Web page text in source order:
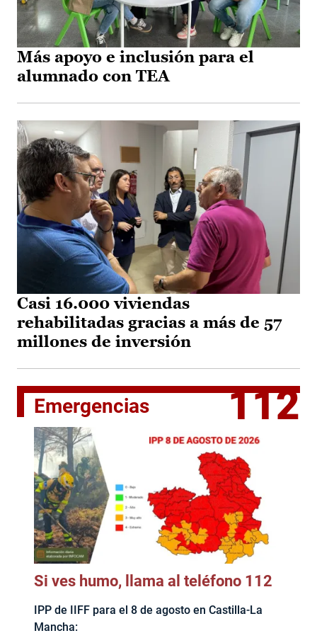
Más apoyo e inclusión para el
alumnado con TEA
Casi 16.000 viviendas
rehabilitadas gracias a más de 57
millones de inversión
Emergencias 112
Si ves humo, llama al teléfono 112
IPP de IIFF para el 8 de agosto en Castilla-La
Mancha: